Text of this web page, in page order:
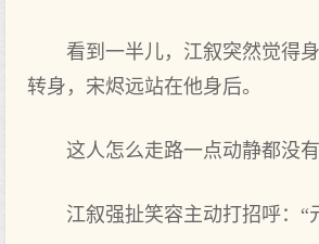
看到一半儿，江叙突然觉得
转身，宋烬远站在他身后。
这人怎么走路一点动静都没有
江叙强扯笑容主动打招呼：“